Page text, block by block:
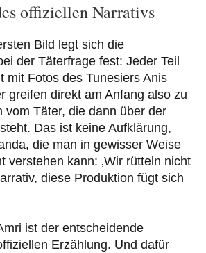
offiziellen Narrativs
Bild legt sich die
der Täterfrage fest: Jeder Teil
mit Fotos des Tunesiers Anis
greifen direkt am Anfang also zu
vom Täter, die dann über der
Das ist keine Aufklärung,
die man in gewisser Weise
verstehen kann: ‚Wir rütteln nicht
diese Produktion fügt sich
ist der entscheidende
Erzählung. Und dafür